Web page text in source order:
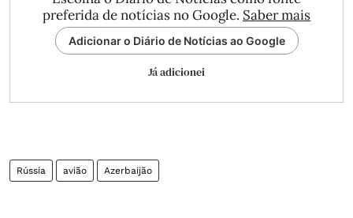
preferida de notícias no Google. Saber mais
Adicionar o Diário de Notícias ao Google
Já adicionei
Rússia avião Azerbaijão